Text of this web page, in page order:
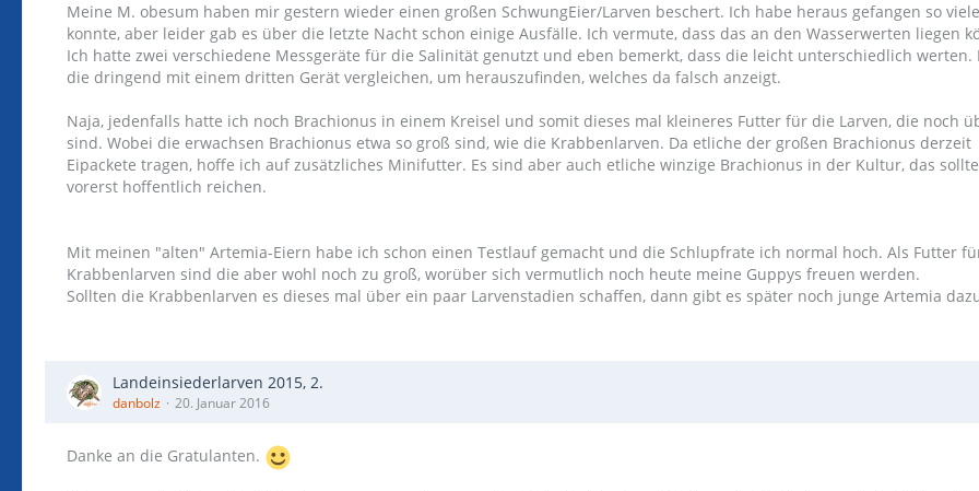
Meine M. obesum haben mir gestern wieder einen großen SchwungEier/Larven beschert. Ich habe heraus gefangen so
konnte, aber leider gab es über die letzte Nacht schon einige Ausfälle. Ich vermute, dass das an den Wasserwerten liegen
Ich hatte zwei verschiedene Messgeräte für die Salinität genutzt und eben bemerkt, dass die leicht unterschiedlich werten.
die dringend mit einem dritten Gerät vergleichen, um herauszufinden, welches da falsch anzeigt.
Naja, jedenfalls hatte ich noch Brachionus in einem Kreisel und somit dieses mal kleineres Futter für die Larven, die noch
sind. Wobei die erwachsen Brachionus etwa so groß sind, wie die Krabbenlarven. Da etliche der großen Brachionus derzeit
Eipackete tragen, hoffe ich auf zusätzliches Minifutter. Es sind aber auch etliche winzige Brachionus in der Kultur, das sollte
vorerst hoffentlich reichen.
Mit meinen "alten" Artemia-Eiern habe ich schon einen Testlauf gemacht und die Schlupfrate ich normal hoch. Als Futter
Krabbenlarven sind die aber wohl noch zu groß, worüber sich vermutlich noch heute meine Guppys freuen werden.
Sollten die Krabbenlarven es dieses mal über ein paar Larvenstadien schaffen, dann gibt es später noch junge Artemia
Landeinsiederlarven 2015, 2.
danbolz 20. Januar 2016
Danke an die Gratulanten.